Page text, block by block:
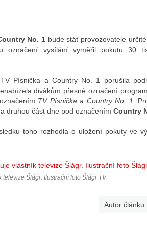
No. 1 bude stát provozovatele
označení vysílání vyměřil pokutu 30
Písnička a Country No. 1 porušila
divákům přesné označení
TV Písnička a Country No. 1
.
a druhou část dne pod označením Country
toho rozhodla o uložení pokuty ve
Šlágr. Ilustrační foto Šlágr TV
Autor článku: